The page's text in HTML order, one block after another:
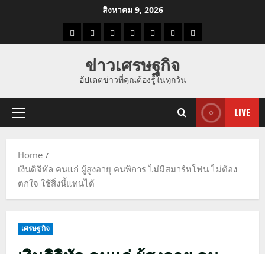
สิงหาคม 9, 2026
ราคาแนว
ราคา
ทอง
ข่าว
นี้
ข่าว
ดูด
ที่
ผู้ชาย
ข่าวเศรษฐกิจ
อัปเดตข่าวที่คุณต้องรู้ในทุกวัน
Primary
LIVE
Home
เงินดิจิทัล คนแก่ ผู้สูงอายุ คนพิการ ไม่มีสมาร์ทโฟน ไม่ต้อง
ตกใจ ใช้สิ่งนี้แทนได้
เศรษฐกิจ